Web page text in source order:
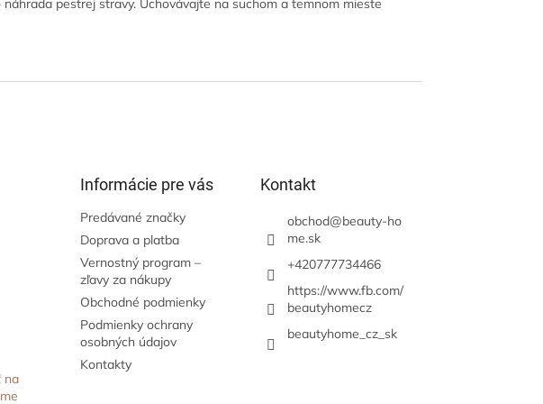
pestrej stravy. Uchovávajte na suchom a temnom mieste
na
Informácie pre vás
Predávané značky
Doprava a platba
Vernostný program –
zľavy za nákupy
Obchodné podmienky
Podmienky ochrany
osobných údajov
Kontakty
Kontakt
obchod@beauty-ho
me.sk
+420777734466
https://www.fb.com/
beautyhomecz
beautyhome_cz_sk